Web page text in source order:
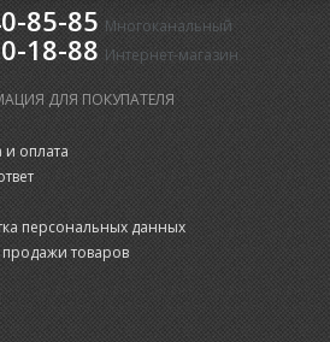
85-85 Многоканальный
18-88 Интернет-магазин
ДЛЯ ПОКУПАТЕЛЯ
и оплата
персональных данных
товаров